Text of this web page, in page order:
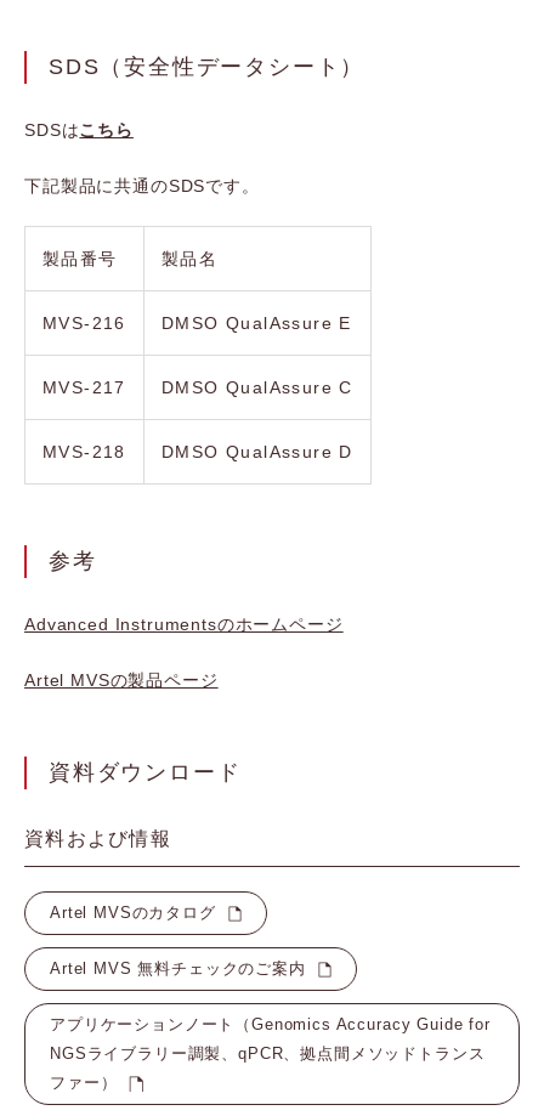
SDS（安全性データシート）
SDSはこちら
下記製品に共通のSDSです。
製品番号 製品名
MVS-216 DMSO QualAssure E
MVS-217 DMSO QualAssure C
MVS-218 DMSO QualAssure D
参考
Advanced Instrumentsのホームページ
Artel MVSの製品ページ
資料ダウンロード
資料および情報
Artel MVSのカタログ
Artel MVS 無料チェックのご案内
アプリケーションノート（Genomics Accuracy Guide for
NGSライブラリー調製、qPCR、拠点間メソッドトランス
ファー）